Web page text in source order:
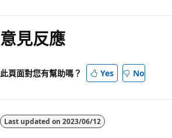
意見反應
此頁面對您有幫助嗎？ Yes No
Last updated on 2023/06/12